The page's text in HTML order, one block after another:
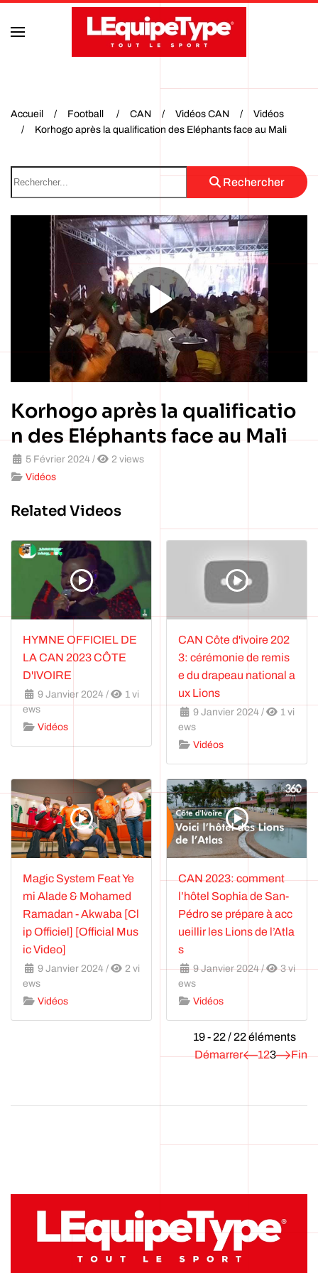
Accéder au contenu principal
Accueil Football CAN Vidéos CAN
Vidéos
Korhogo après la qualification des Eléphants face au Mali
Rechercher
Korhogo après la qualificatio
n des Eléphants face au Mali
5 Février 2024 /
2 views
Vidéos
Related Videos
HYMNE OFFICIEL DE
LA CAN 2023 CÔTE
D'IVOIRE
9 Janvier 2024 /
1 vi
ews
Vidéos
CAN Côte d'ivoire 202
3: cérémonie de remis
e du drapeau national a
ux Lions
9 Janvier 2024 /
1 vi
ews
Vidéos
Magic System Feat Ye
mi Alade & Mohamed
Ramadan - Akwaba [Cl
ip Officiel] [Official Mus
ic Video]
9 Janvier 2024 /
2 vi
ews
Vidéos
CAN 2023: comment
l’hôtel Sophia de San-
Pédro se prépare à acc
ueillir les Lions de l’Atla
s
9 Janvier 2024/
3 vi
ews
Vidéos
19 - 22 / 22 éléments
Démarrer
123 Fin